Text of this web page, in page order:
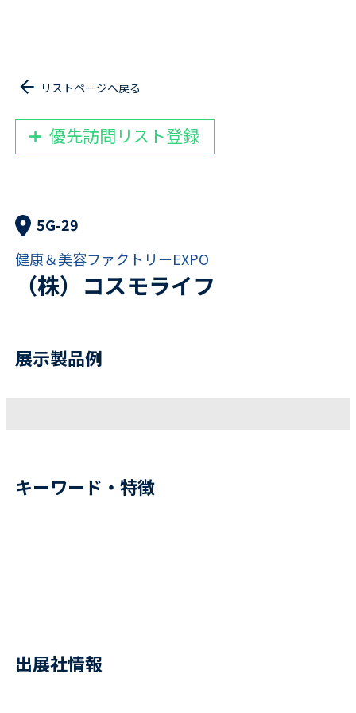
リストページへ戻る
優先訪問リスト登録
5G-29
健康＆美容ファクトリーEXPO
（株）コスモライフ
展示製品例
キーワード・特徴
出展社情報